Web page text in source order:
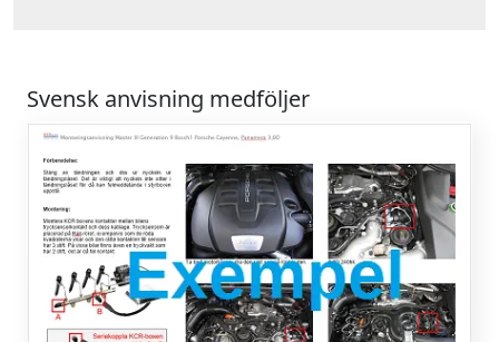
Svensk anvisning medföljer